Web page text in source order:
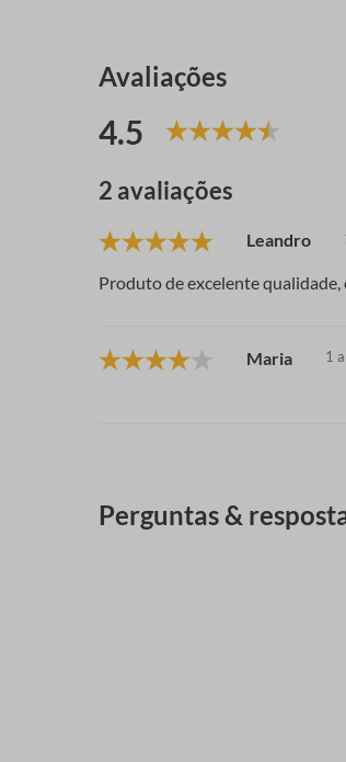
Avaliações
4.5
2 avaliações
Leandro
Produto de excelente
Maria 1
Perguntas &